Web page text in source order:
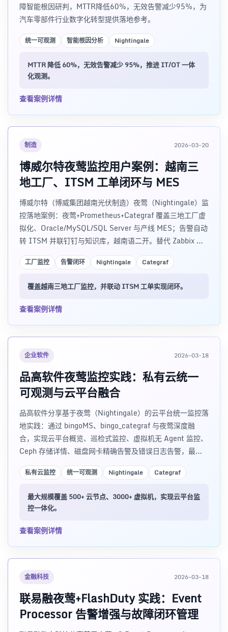
障智能根因研判，MTTR降低60%，无效告警减少95%，为
汽车零部件行业数字化转型提供落地参考。
统一可观测 智能根因分析 Nightingale
MTTR 降低 60%，无效告警减少 95%，推进 IT/OT 一体
化观测。
查看案例详情
制造 2026-03-20
博威尔特夜莺监控用户案例：越南三
地工厂、ITSM 工单闭环与 MES
博威尔特（博威集团越南光伏制造）夜莺（Nightingale）监
控落地案例：夜莺+Prometheus+Categraf 覆盖三地工厂虚
拟化、Oracle/MySQL/SQL Server 与产线 MES；告警自动
转 ITSM 并联钉钉与知识库，越南语二开。替代 Zabbix 复
杂配置与 Excel 巡检，实现告警闭环与运维可视化。
工厂监控 告警闭环 Nightingale Categraf
覆盖越南三地工厂监控，并联动 ITSM 工单实现闭环。
查看案例详情
企业软件 2026-03-18
品高软件夜莺监控实践：私有云统一
可观测与云平台融合
品高软件分享基于夜莺（Nightingale）的云平台统一监控落
地实践：通过 bingoMS、bingo_categraf 与夜莺深度融
合，实现云平台概览、巡检式监控、虚拟机无 Agent 监控、
Ceph 存储详情、磁盘网卡精确告警及错误日志告警，最大
规模 500+ 云节点、3000+ 虚拟机、240+ 告警规则。含选
型对比、架构设计与实施建议。
私有云监控 统一可观测 Nightingale Categraf
最大规模覆盖 500+ 云节点、3000+ 虚拟机，实现云平台监
控一体化。
查看案例详情
金融科技 2026-03-18
联易融夜莺+FlashDuty 实践：Event
Processor 告警增强与故障闭环管理